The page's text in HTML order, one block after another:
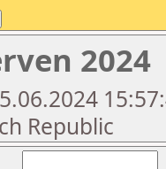
2024
Republic